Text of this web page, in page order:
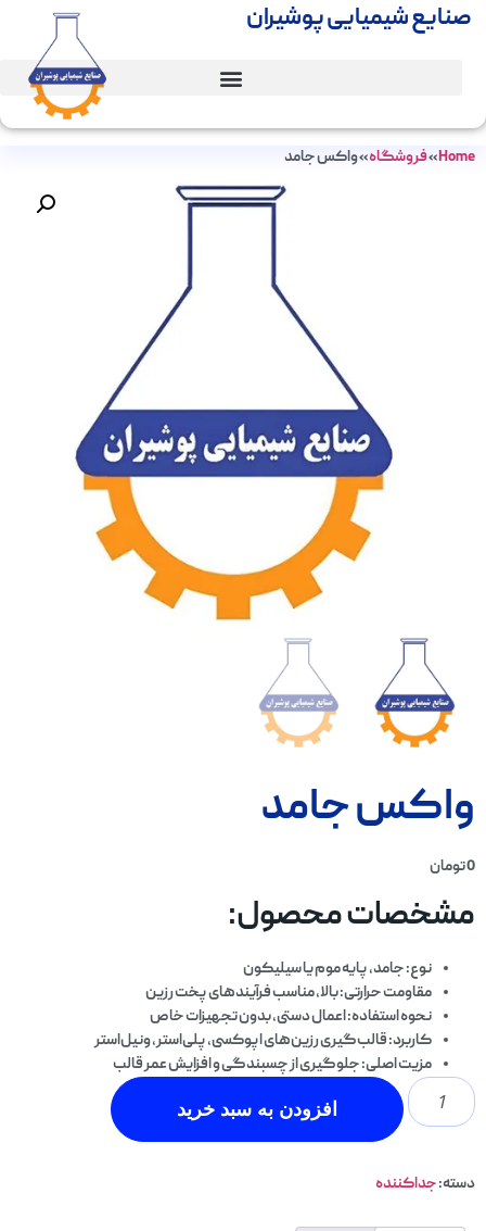
صنایع شیمیایی پوشیران
Home
»فروشگاه»واکس جامد
واکس جامد
0تومان
مشخصات محصول:
نوع: جامد، پایه موم یا سیلیکون
مقاومت حرارتی: بالا، مناسب فرآیندهای پخت رزین
نحوه استفاده: اعمال دستی، بدون تجهیزات خاص
کاربرد: قالب‌گیری رزین‌های اپوکسی، پلی‌استر، ونیل‌استر
مزیت اصلی: جلوگیری از چسبندگی و افزایش عمر قالب
افزودن به سبد خرید
دسته:جداکننده